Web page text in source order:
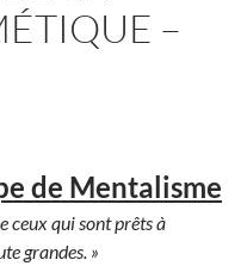
–
de Mentalisme
ceux qui sont prêts à
grandes. »